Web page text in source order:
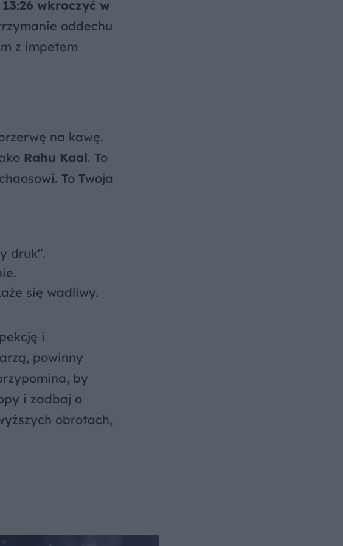
wkroczyć w
oddechu
z impetem
na kawę.
Rahu Kaal. To
To Twoja
druk".
się wadliwy.
i
powinny
by
i zadbaj o
obrotach,